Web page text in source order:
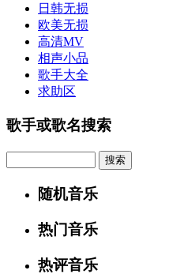
日韩无损
欧美无损
高清MV
相声小品
歌手大全
求助区
歌手或歌名搜索
随机音乐
热门音乐
热评音乐